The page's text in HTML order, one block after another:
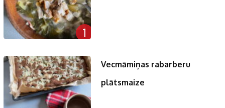
1
Vecmāmiņas rabarberu
plātsmaize